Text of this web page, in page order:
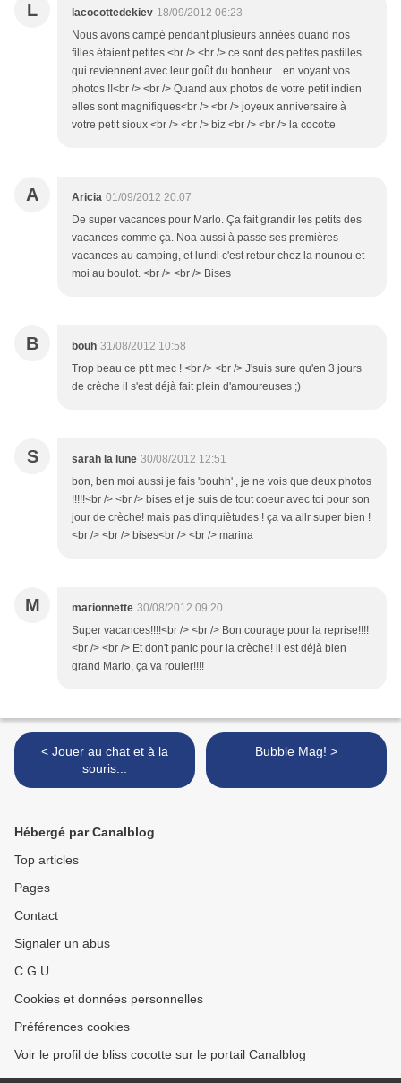
L lacocottedekiev 18/09/2012 06:23
Nous avons campé pendant plusieurs années quand nos
filles étaient petites.<br /> <br /> ce sont des petites pastilles
qui reviennent avec leur goût du bonheur ...en voyant vos
photos !!<br /> <br /> Quand aux photos de votre petit indien
elles sont magnifiques<br /> <br /> joyeux anniversaire à
votre petit sioux <br /> <br /> biz <br /> <br /> la cocotte
A Aricia 01/09/2012 20:07
De super vacances pour Marlo. Ça fait grandir les petits des
vacances comme ça. Noa aussi à passe ses premières
vacances au camping, et lundi c'est retour chez la nounou et
moi au boulot. <br /> <br /> Bises
B bouh 31/08/2012 10:58
Trop beau ce ptit mec ! <br /> <br /> J'suis sure qu'en 3 jours
de crèche il s'est déjà fait plein d'amoureuses ;)
S sarah la lune 30/08/2012 12:51
bon, ben moi aussi je fais 'bouhh' , je ne vois que deux photos
!!!!!<br /> <br /> bises et je suis de tout coeur avec toi pour son
jour de crèche! mais pas d'inquiètudes ! ça va allr super bien !
<br /> <br /> bises<br /> <br /> marina
M marionnette 30/08/2012 09:20
Super vacances!!!!<br /> <br /> Bon courage pour la reprise!!!!
<br /> <br /> Et don't panic pour la crèche! il est déjà bien
grand Marlo, ça va rouler!!!!
< Jouer au chat et à la
souris...
Bubble Mag! >
Hébergé par Canalblog
Top articles
Pages
Contact
Signaler un abus
C.G.U.
Cookies et données personnelles
Préférences cookies
Voir le profil de bliss cocotte sur le portail Canalblog